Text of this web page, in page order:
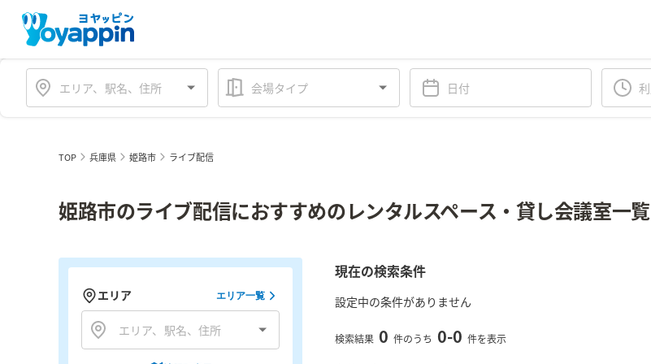
会場タイプ
TOP 兵庫県 姫路市 ライブ配信
姫路市のライブ配信におすすめのレンタルスペース・貸し会議室一覧
現在の検索条件
設定中の条件がありません
検索結果 0 件のうち 0-0 件を表示
エリア エリア一覧